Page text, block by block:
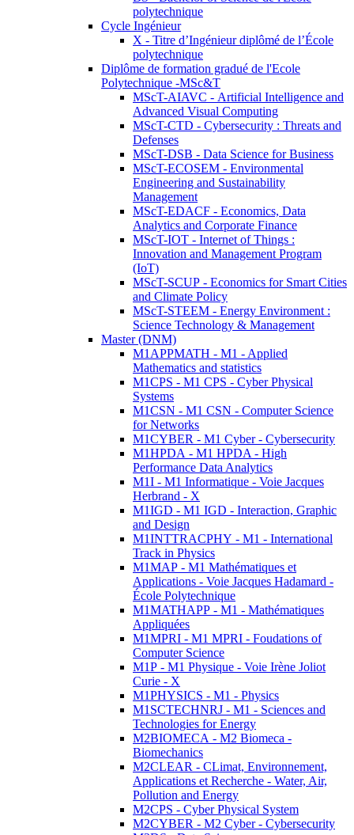
polytechnique
Cycle Ingénieur
X - Titre d’Ingénieur diplômé de l’École
polytechnique
Diplôme de formation gradué de l'Ecole
Polytechnique -MSc&T
MScT-AIAVC - Artificial Intelligence and
Advanced Visual Computing
MScT-CTD - Cybersecurity : Threats and
Defenses
MScT-DSB - Data Science for Business
MScT-ECOSEM - Environmental
Engineering and Sustainability
Management
MScT-EDACF - Economics, Data
Analytics and Corporate Finance
MScT-IOT - Internet of Things :
Innovation and Management Program
(IoT)
MScT-SCUP - Economics for Smart Cities
and Climate Policy
MScT-STEEM - Energy Environment :
Science Technology & Management
Master (DNM)
M1APPMATH - M1 - Applied
Mathematics and statistics
M1CPS - M1 CPS - Cyber Physical
Systems
M1CSN - M1 CSN - Computer Science
for Networks
M1CYBER - M1 Cyber - Cybersecurity
M1HPDA - M1 HPDA - High
Performance Data Analytics
M1I - M1 Informatique - Voie Jacques
Herbrand - X
M1IGD - M1 IGD - Interaction, Graphic
and Design
M1INTTRACPHY - M1 - International
Track in Physics
M1MAP - M1 Mathématiques et
Applications - Voie Jacques Hadamard -
École Polytechnique
M1MATHAPP - M1 - Mathématiques
Appliquées
M1MPRI - M1 MPRI - Foudations of
Computer Science
M1P - M1 Physique - Voie Irène Joliot
Curie - X
M1PHYSICS - M1 - Physics
M1SCTECHNRJ - M1 - Sciences and
Technologies for Energy
M2BIOMECA - M2 Biomeca -
Biomechanics
M2CLEAR - CLimat, Environnement,
Applications et Recherche - Water, Air,
Pollution and Energy
M2CPS - Cyber Physical System
M2CYBER - M2 Cyber - Cybersecurity